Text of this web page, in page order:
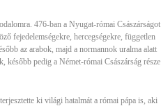
476-ban a Nyugat-római Császárságot
fejedelemségekre, hercegségekre, független
az arabok, majd a normannok uralma alatt
később pedig a Német-római Császárság része
ki világi hatalmát a római pápa is, aki